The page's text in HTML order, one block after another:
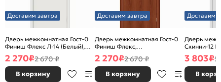
Доставим завтра
Дверь межкомнатная Гост-0
Финиш Флекс Л-14 (Белый),
глухая, каркасно-щитовая
2 270₽2 670 ₽
В корзину
Доставим завтра
Дверь межкомнатная Гост-0
Финиш Флекс,
Ламинированные Л-11
(ИталОрех), глухая, каркасно-
щитовая
2 270₽2 670 ₽
В корзину
Доставим
Дверь
Скинни-12
глухая,
3 803₽5
В